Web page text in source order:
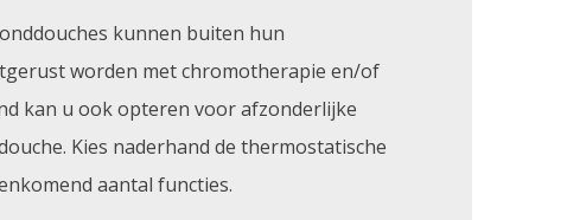
kunnen buiten hun
worden met chromotherapie en/of
kan u ook opteren voor afzonderlijke
Kies naderhand de thermostatische
aantal functies.